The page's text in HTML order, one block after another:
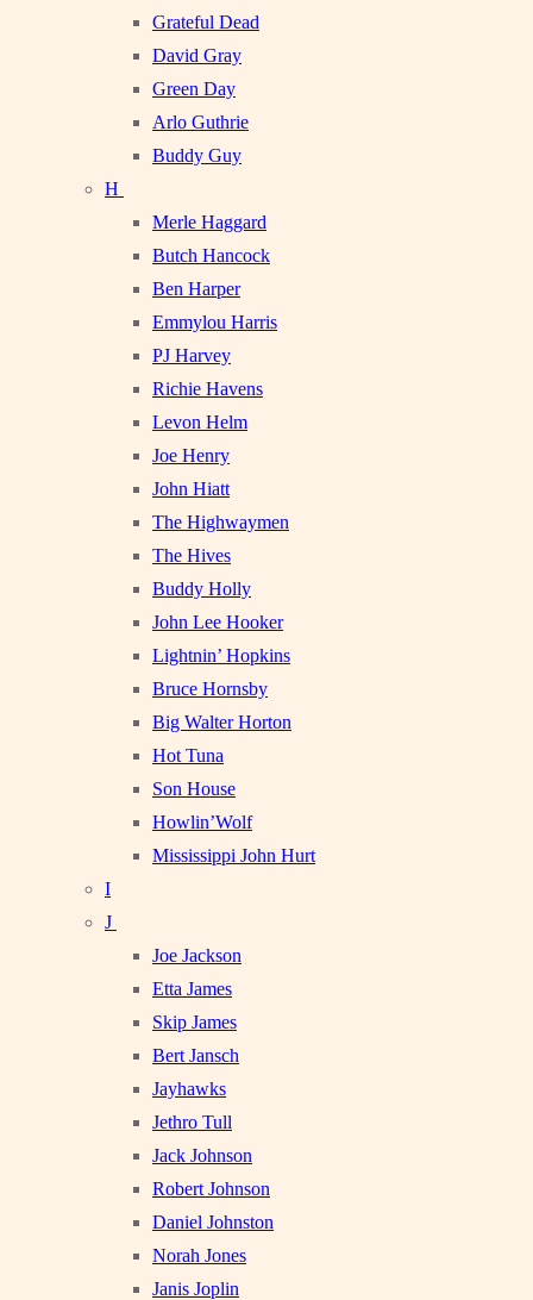
Grateful Dead
David Gray
Green Day
Arlo Guthrie
Buddy Guy
H
Merle Haggard
Butch Hancock
Ben Harper
Emmylou Harris
PJ Harvey
Richie Havens
Levon Helm
Joe Henry
John Hiatt
The Highwaymen
The Hives
Buddy Holly
John Lee Hooker
Lightnin’ Hopkins
Bruce Hornsby
Big Walter Horton
Hot Tuna
Son House
Howlin’Wolf
Mississippi John Hurt
I
J
Joe Jackson
Etta James
Skip James
Bert Jansch
Jayhawks
Jethro Tull
Jack Johnson
Robert Johnson
Daniel Johnston
Norah Jones
Janis Joplin